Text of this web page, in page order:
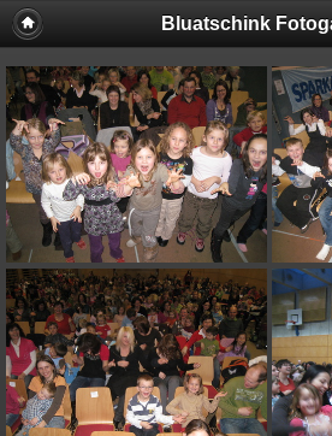
Bluatschink